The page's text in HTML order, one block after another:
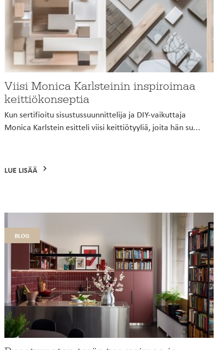
Viisi Monica Karlsteinin inspiroimaa
keittiökonseptia
Kun sertifioitu sisustussuunnittelija ja DIY-vaikuttaja
Monica Karlstein esitteli viisi keittiötyyliä, joita hän su...
LUE LISÄÄ
blog